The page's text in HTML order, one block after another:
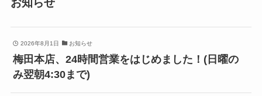
お知らせ
2026年8月1日 お知らせ
梅田本店、24時間営業をはじめました！(日曜の
み翌朝4:30まで)